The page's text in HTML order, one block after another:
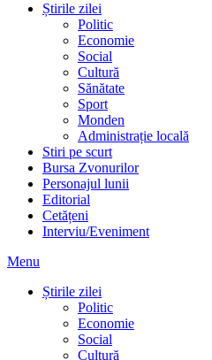
Știrile zilei
Politic
Economie
Social
Cultură
Sănătate
Sport
Monden
Administrație locală
Stiri pe scurt
Bursa Zvonurilor
Personajul lunii
Editorial
Cetățeni
Interviu/Eveniment
Menu
Știrile zilei
Politic
Economie
Social
Cultură